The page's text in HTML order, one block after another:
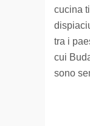
cucina
tra i
cui
sono